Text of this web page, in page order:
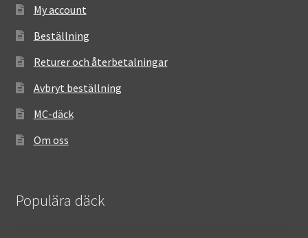
My account
Beställning
Returer och återbetalningar
Avbryt beställning
MC-däck
Om oss
Populära däck